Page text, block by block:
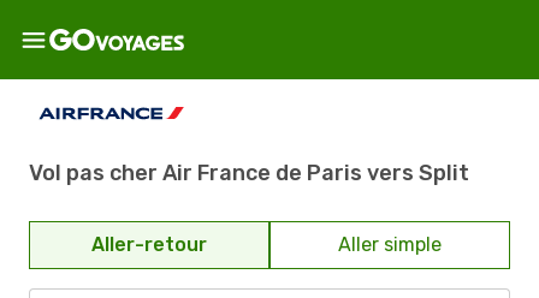
Vol pas cher Air France de Paris vers Split
Aller-retour Aller simple